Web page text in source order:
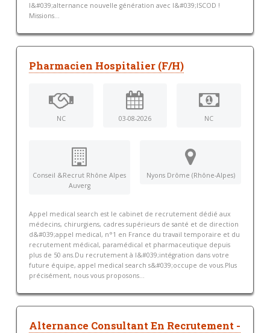
l&#039;alternance nouvelle génération avec l&#039;ISCOD !
Missions...
Pharmacien Hospitalier (F/H)
NC 03-08-2026 NC
Conseil &Recrut Rhône Alpes
Auverg
Nyons Drôme (Rhône-Alpes)
Appel medical search est le cabinet de recrutement dédié aux
médecins, chirurgiens, cadres supérieurs de santé et de direction
d&#039;appel medical, n°1 en France du travail temporaire et du
recrutement médical, paramédical et pharmaceutique depuis
plus de 50 ans.Du recrutement à l&#039;intégration dans votre
future équipe, appel medical search s&#039;occupe de vous.Plus
précisément, nous vous proposons...
Alternance Consultant En Recrutement -